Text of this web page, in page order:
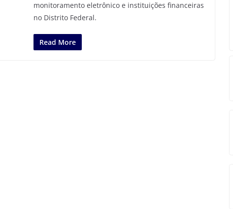
monitoramento eletrônico e instituições financeiras
no Distrito Federal.
Read More